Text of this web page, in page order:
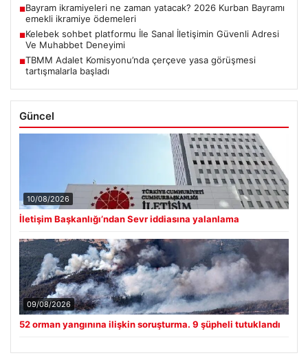
■Bayram ikramiyeleri ne zaman yatacak? 2026 Kurban Bayramı
emekli ikramiye ödemeleri
■Kelebek sohbet platformu İle Sanal İletişimin Güvenli Adresi
Ve Muhabbet Deneyimi
■TBMM Adalet Komisyonu’nda çerçeve yasa görüşmesi
tartışmalarla başladı
Güncel
10/08/2026
İletişim Başkanlığı’ndan Sevr iddiasına yalanlama
09/08/2026
52 orman yangınına ilişkin soruşturma. 9 şüpheli tutuklandı